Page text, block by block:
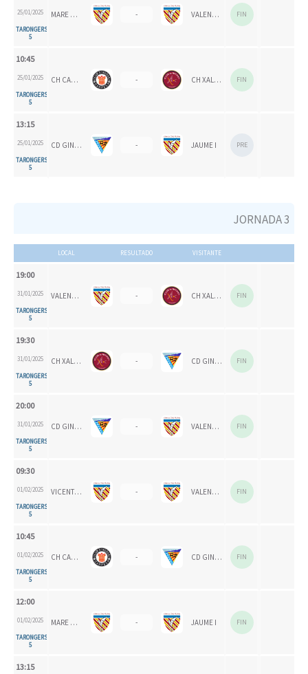
25/01/2025
TARONGERS
5
MARE NOSTRUM - VALENCIA CH 2024 FIN
10:45
25/01/2025
TARONGERS
5
CH CARPESA - CH XALOC 1993 FIN
13:15
25/01/2025
TARONGERS
5
CD GINER CELESTE - JAUME I PRE
JORNADA 3
LOCAL RESULTADO VISITANTE
19:00
31/01/2025
TARONGERS
5
VALENCIA CH 1924 - CH XALOC FIN
19:30
31/01/2025
TARONGERS
5
CH XALOC - CD GINER CORAL FIN
20:00
31/01/2025
TARONGERS
5
CD GINER CORAL - VALENCIA CH 1924 FIN
09:30
01/02/2025
TARONGERS
5
VICENTE GAOS - VALENCIA CH FIN
10:45
01/02/2025
TARONGERS
5
CH CARPESA - CD GINER CELESTE FIN
12:00
01/02/2025
TARONGERS
5
MARE NOSTRUM - JAUME I FIN
13:15